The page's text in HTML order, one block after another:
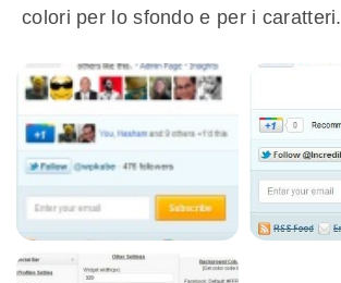
colori per lo sfondo e per i caratteri.